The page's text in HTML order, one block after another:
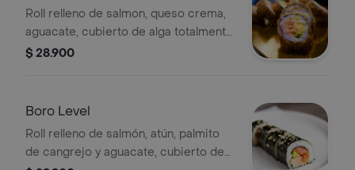
Roll relleno de salmon, queso crema,
aguacate, cubierto de alga totalmente
temporizado.
$ 28.900
Boro Level
Roll relleno de salmón, atún, palmito
de cangrejo y aguacate, cubierto de